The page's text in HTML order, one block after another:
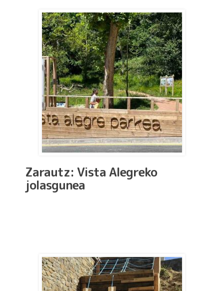
Zarautz: Vista Alegreko
jolasgunea